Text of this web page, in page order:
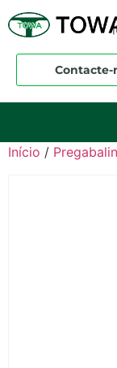
Contacte-
Início /